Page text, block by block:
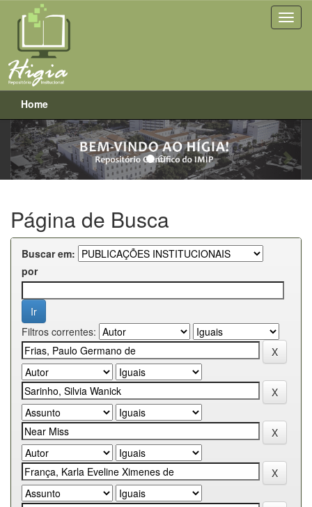
Skip
navigation
Home
Previous Next
Página de Busca
Buscar em:
por
Filtros correntes: